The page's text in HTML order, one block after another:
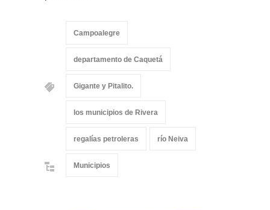
Campoalegre
departamento de Caquetá
Gigante y Pitalito.
los municipios de Rivera
regalías petroleras río Neiva
Municipios